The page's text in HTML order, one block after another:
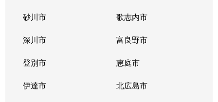
砂川市 歌志内市
深川市 富良野市
登別市 恵庭市
伊達市 北広島市